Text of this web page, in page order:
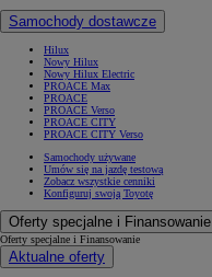
Samochody dostawcze
Hilux
Nowy Hilux
Nowy Hilux Electric
PROACE Max
PROACE
PROACE Verso
PROACE CITY
PROACE CITY Verso
Samochody używane
Umów się na jazdę testową
Zobacz wszystkie cenniki
Konfiguruj swoją Toyotę
Oferty specjalne i Finansowanie
Oferty specjalne i Finansowanie
Aktualne oferty